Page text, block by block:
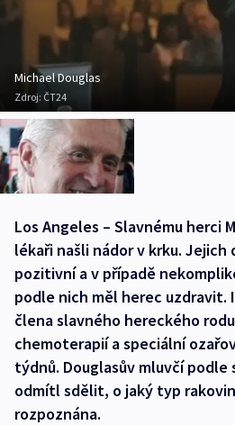
Michael Douglas
Zdroj: ČT24
Los Angeles – Slavnému herci
lékaři našli nádor v krku. Jejich
pozitivní a v případě
podle nich měl herec uzdravit.
člena slavného hereckého
chemoterapií a speciální
týdnů. Douglasův mluvčí podle
odmítl sdělit, o jaký typ
rozpoznána.